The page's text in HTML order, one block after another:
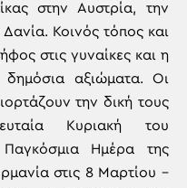
στην Αυστρία, την
Δανία. Κοινός τόπος και
στις γυναίκες και η
αξιώματα. Οι
την δική τους
Κυριακή του
Ημέρα της
στις 8 Μαρτίου –